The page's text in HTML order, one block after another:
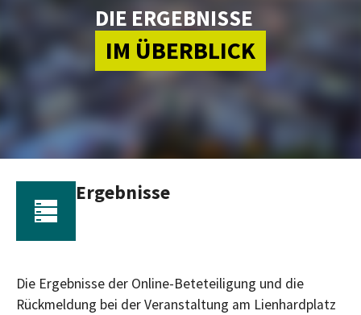
DIE ERGEBNISSE
IM ÜBERBLICK
Ergebnisse
Die Ergebnisse der Online-Beteteiligung und die
Rückmeldung bei der Veranstaltung am Lienhardplatz